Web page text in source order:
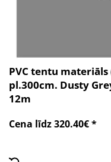
PVC tentu
pl.300cm. Dusty
12m
Cena līdz 320.40€ *